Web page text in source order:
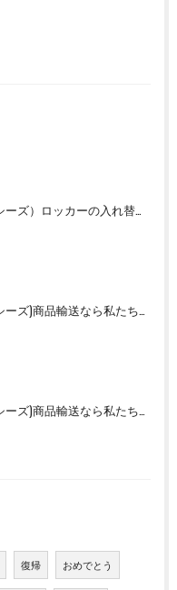
船橋株式会社C's(シーズ）ロッカーの入れ替え作業も全国対応お任せ下さい！
船橋株式会社C's(シーズ)商品輸送なら私たちにお任せください！お取引先様との交流を深めました！
船橋株式会社C's(シーズ)商品輸送なら私たちにお任せください！
復帰 おめでとう